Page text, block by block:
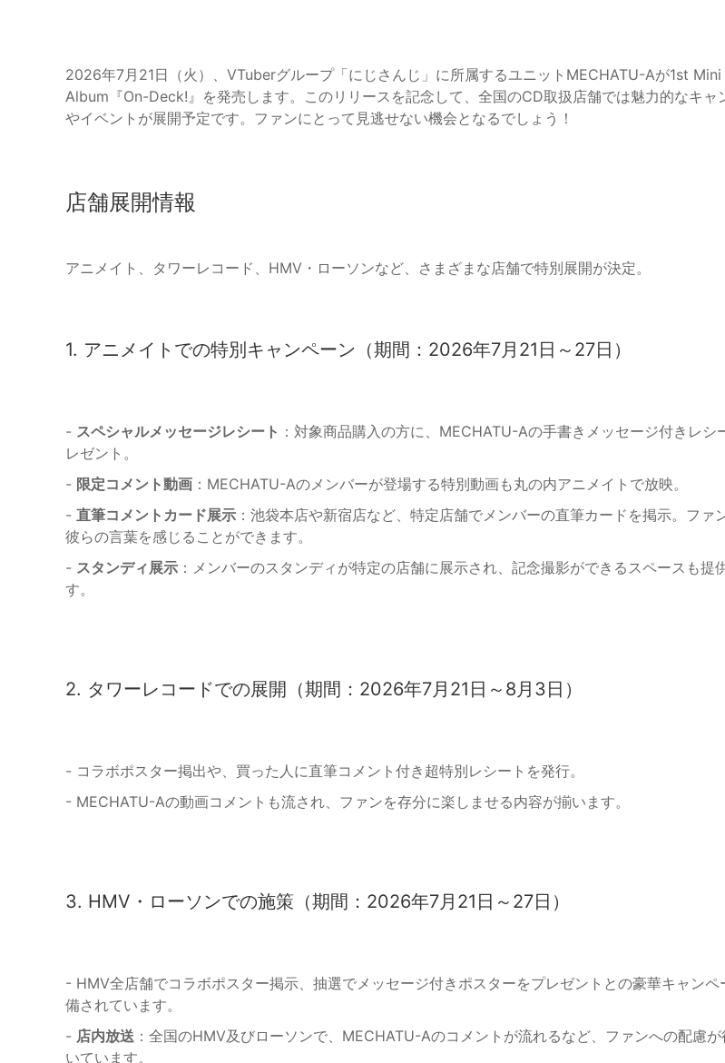
2026年7月21日（火）、VTuberグループ「にじさんじ」に所属するユニットMECHATU-Aが1st Mini
Album『On-Deck!』を発売します。このリリースを記念して、全国のCD取扱店舗では魅力的なキャ
やイベントが展開予定です。ファンにとって見逃せない機会となるでしょう！
店舗展開情報
アニメイト、タワーレコード、HMV・ローソンなど、さまざまな店舗で特別展開が決定。
1. アニメイトでの特別キャンペーン（期間：2026年7月21日～27日）
- スペシャルメッセージレシート ：対象商品購入の方に、MECHATU-Aの手書きメッセージ付きレシ
レゼント。
- 限定コメント動画 ：MECHATU-Aのメンバーが登場する特別動画も丸の内アニメイトで放映。
- 直筆コメントカード展示 ：池袋本店や新宿店など、特定店舗でメンバーの直筆カードを掲示。ファ
彼らの言葉を感じることができます。
- スタンディ展示 ：メンバーのスタンディが特定の店舗に展示され、記念撮影ができるスペースも提
す。
2. タワーレコードでの展開（期間：2026年7月21日～8月3日）
- コラボポスター掲出や、買った人に直筆コメント付き超特別レシートを発行。
- MECHATU-Aの動画コメントも流され、ファンを存分に楽しませる内容が揃います。
3. HMV・ローソンでの施策（期間：2026年7月21日～27日）
- HMV全店舗でコラボポスター掲示、抽選でメッセージ付きポスターをプレゼントとの豪華キャンペ
備されています。
- 店内放送 ：全国のHMV及びローソンで、MECHATU-Aのコメントが流れるなど、ファンへの配慮が
いています。